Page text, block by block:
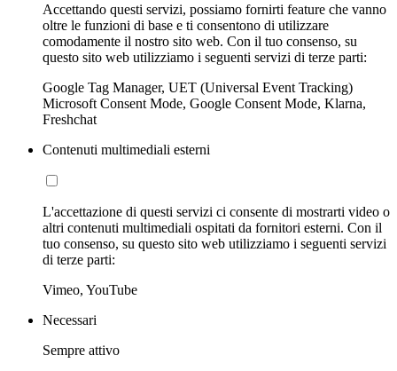
Accettando questi servizi, possiamo fornirti feature che vanno
oltre le funzioni di base e ti consentono di utilizzare
comodamente il nostro sito web. Con il tuo consenso, su
questo sito web utilizziamo i seguenti servizi di terze parti:
Google Tag Manager, UET (Universal Event Tracking)
Microsoft Consent Mode, Google Consent Mode, Klarna,
Freshchat
Contenuti multimediali esterni
L'accettazione di questi servizi ci consente di mostrarti video o
altri contenuti multimediali ospitati da fornitori esterni. Con il
tuo consenso, su questo sito web utilizziamo i seguenti servizi
di terze parti:
Vimeo, YouTube
Necessari
Sempre attivo